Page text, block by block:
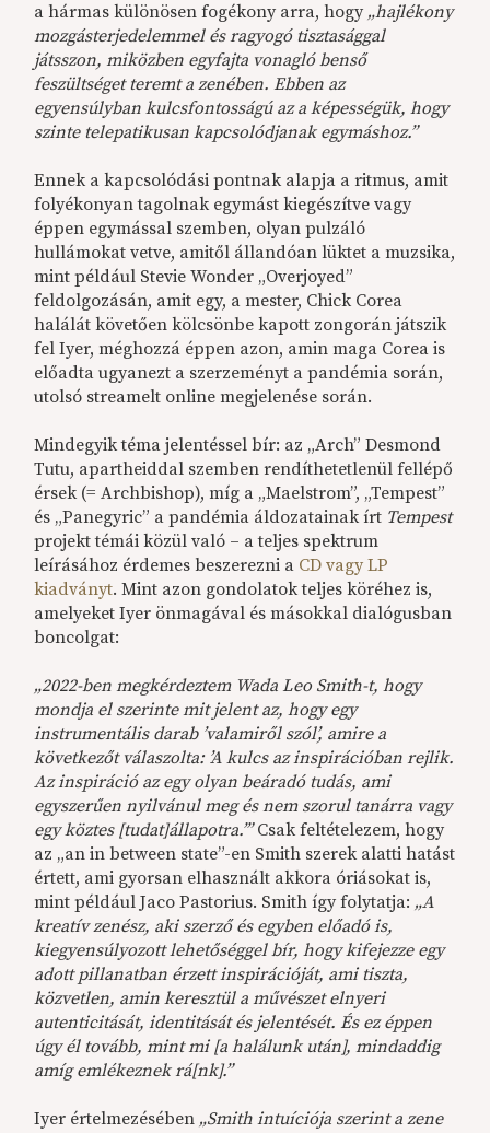
a hármas különösen fogékony arra, hogy„hajlékony
mozgásterjedelemmel és ragyogó tisztasággal
játsszon, miközben egyfajta vonagló benső
feszültséget teremt a zenében. Ebben az
egyensúlyban kulcsfontosságú az a képességük, hogy
szinte telepatikusan kapcsolódjanak egymáshoz.”
Ennek a kapcsolódási pontnak alapja a ritmus, amit
folyékonyan tagolnak egymást kiegészítve vagy
éppen egymással szemben, olyan pulzáló
hullámokat vetve, amitől állandóan lüktet a muzsika,
mint például Stevie Wonder „Overjoyed”
feldolgozásán, amit egy, a mester, Chick Corea
halálát követően kölcsönbe kapott zongorán játszik
fel Iyer, méghozzá éppen azon, amin maga Corea is
előadta ugyanezt a szerzeményt a pandémia során,
utolsó streamelt online megjelenése során.
Mindegyik téma jelentéssel bír: az „Arch” Desmond
Tutu, apartheiddal szemben rendíthetetlenül fellépő
érsek (= Archbishop), míg a „Maelstrom”, „Tempest”
és „Panegyric” a pandémia áldozatainak írt Tempest
projekt témái közül való – a teljes spektrum
leírásához érdemes beszerezni a CD vagy LP
kiadványt. Mint azon gondolatok teljes köréhez is,
amelyeket Iyer önmagával és másokkal dialógusban
boncolgat:
„2022-ben megkérdeztem Wada Leo Smith-t, hogy
mondja el szerinte mit jelent az, hogy egy
instrumentális darab ’valamiről szól’, amire a
következőt válaszolta: ’A kulcs az inspirációban rejlik.
Az inspiráció az egy olyan beáradó tudás, ami
egyszerűen nyilvánul meg és nem szorul tanárra vagy
egy köztes [tudat]állapotra.’”Csak feltételezem, hogy
az „an in between state”-en Smith szerek alatti hatást
értett, ami gyorsan elhasznált akkora óriásokat is,
mint például Jaco Pastorius. Smith így folytatja: „A
kreatív zenész, aki szerző és egyben előadó is,
kiegyensúlyozott lehetőséggel bír, hogy kifejezze egy
adott pillanatban érzett inspirációját, ami tiszta,
közvetlen, amin keresztül a művészet elnyeri
autenticitását, identitását és jelentését. És ez éppen
úgy él tovább, mint mi [a halálunk után], mindaddig
amíg emlékeznek rá[nk].”
Iyer értelmezésében „Smith intuíciója szerint a zene